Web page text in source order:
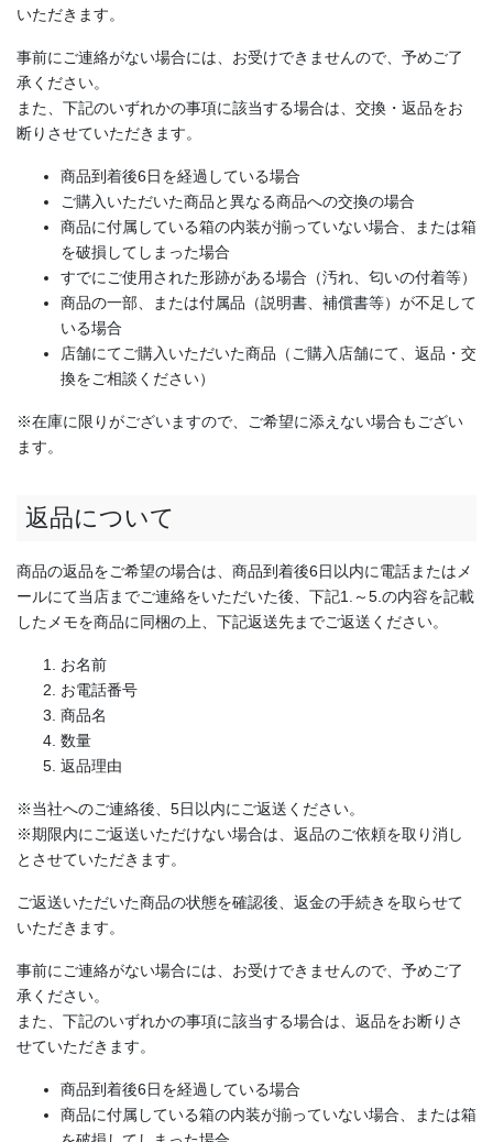
いただきます。
事前にご連絡がない場合には、お受けできませんので、予めご了
承ください。
また、下記のいずれかの事項に該当する場合は、交換・返品をお
断りさせていただきます。
商品到着後6日を経過している場合
ご購入いただいた商品と異なる商品への交換の場合
商品に付属している箱の内装が揃っていない場合、または箱
を破損してしまった場合
すでにご使用された形跡がある場合（汚れ、匂いの付着等）
商品の一部、または付属品（説明書、補償書等）が不足して
いる場合
店舗にてご購入いただいた商品（ご購入店舗にて、返品・交
換をご相談ください）
※在庫に限りがございますので、ご希望に添えない場合もござい
ます。
返品について
商品の返品をご希望の場合は、商品到着後6日以内に電話またはメ
ールにて当店までご連絡をいただいた後、下記1.～5.の内容を記載
したメモを商品に同梱の上、下記返送先までご返送ください。
お名前
お電話番号
商品名
数量
返品理由
※当社へのご連絡後、5日以内にご返送ください。
※期限内にご返送いただけない場合は、返品のご依頼を取り消し
とさせていただきます。
ご返送いただいた商品の状態を確認後、返金の手続きを取らせて
いただきます。
事前にご連絡がない場合には、お受けできませんので、予めご了
承ください。
また、下記のいずれかの事項に該当する場合は、返品をお断りさ
せていただきます。
商品到着後6日を経過している場合
商品に付属している箱の内装が揃っていない場合、または箱